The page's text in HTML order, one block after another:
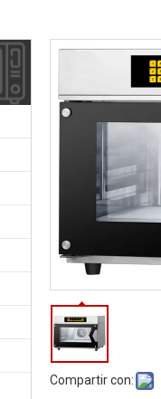
Compartir con: